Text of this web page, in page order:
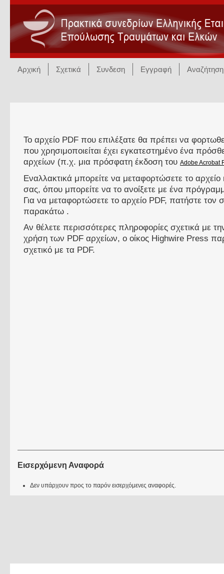
Αρχική Σχετικά Συνδεση Εγγραφή Αναζήτηση
Το αρχείο PDF που επιλέξατε θα πρέπει να
που χρησιμοποιείται έχει εγκατεστημένο ένα
αρχείων (π.χ. μια πρόσφατη έκδοση του Adobe Acrobat
Εναλλακτικά μπορείτε να μεταφορτώσετε το
σας, όπου μπορείτε να το ανοίξετε με ένα
Για να μεταφορτώσετε το αρχείο PDF, πατήστε
παρακάτω .
Αν θέλετε περισσότερες πληροφορίες σχετικά με
χρήση των PDF αρχείων, ο οίκος Highwire Press
σχετικό με τα PDF.
Εισερχόμενη Αναφορά
Δεν υπάρχουν προς το παρόν εισερχόμενες αναφορές.